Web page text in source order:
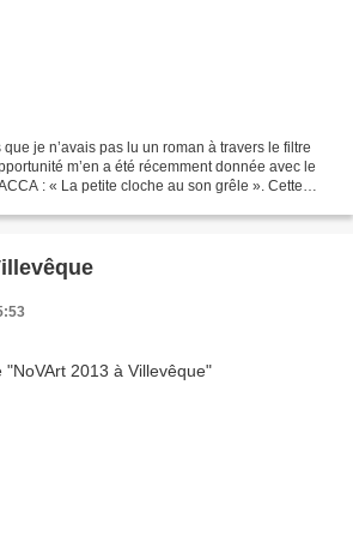
je n’avais pas lu un roman à travers le filtre
m’en a été récemment donnée avec le
: « La petite cloche au son grêle ». Cette